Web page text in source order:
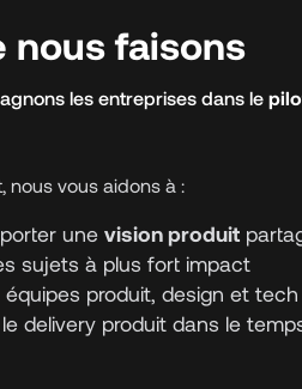
nous faisons
les entreprises dans le
nous vous aidons à :
une vision produit
sujets à plus fort impact
équipes produit, design et tech
le delivery produit dans le